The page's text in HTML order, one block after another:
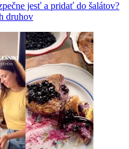
jesť a pridať do šalátov?
druhov